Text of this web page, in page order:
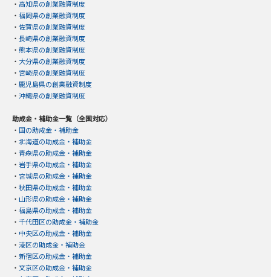
・ 高知県の創業融資制度
・ 福岡県の創業融資制度
・ 佐賀県の創業融資制度
・ 長崎県の創業融資制度
・ 熊本県の創業融資制度
・ 大分県の創業融資制度
・ 宮崎県の創業融資制度
・ 鹿児島県の創業融資制度
・ 沖縄県の創業融資制度
助成金・補助金一覧（全国対応）
・ 国の助成金・補助金
・ 北海道の助成金・補助金
・ 青森県の助成金・補助金
・ 岩手県の助成金・補助金
・ 宮城県の助成金・補助金
・ 秋田県の助成金・補助金
・ 山形県の助成金・補助金
・ 福島県の助成金・補助金
・ 千代田区の助成金・補助金
・ 中央区の助成金・補助金
・ 港区の助成金・補助金
・ 新宿区の助成金・補助金
・ 文京区の助成金・補助金